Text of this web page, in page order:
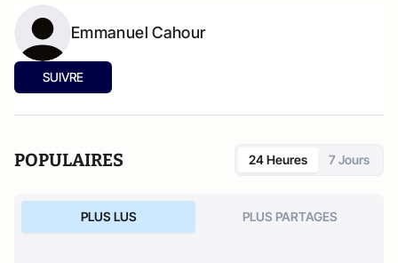
Emmanuel Cahour
SUIVRE
POPULAIRES 24 Heures 7 Jours
PLUS LUS PLUS PARTAGES